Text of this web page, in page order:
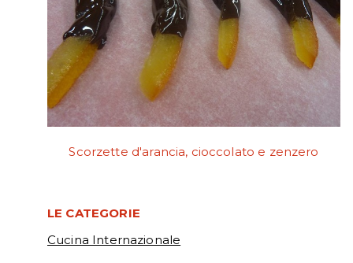
Scorzette d'arancia, cioccolato e zenzero
LE CATEGORIE
Cucina Internazionale